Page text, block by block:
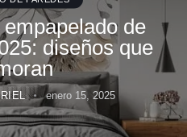
de
diseños que
enero 15, 2025